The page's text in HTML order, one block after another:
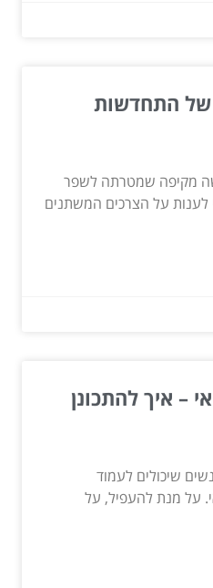
של התחדשות
מקיפה שמטרתה לשפר
לענות על הצרכים המשתנים
– איך להתכונן
שיכולים לעמוד
על מנת להעפיל, על